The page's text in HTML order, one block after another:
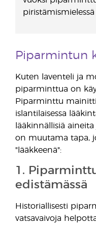
piristämismielessä
Piparmintun
Kuten laventeli ja
piparminttua on
Piparminttu
islantilaisessa
lääkinnällisiä
on muutama tapa,
"lääkkeenä":
1.
edistämässä
Historiallisesti
vatsavaivoja